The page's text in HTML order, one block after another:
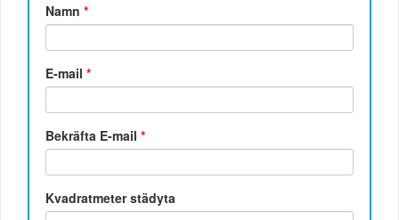
Namn*
E-mail*
Bekräfta E-mail*
Kvadratmeter städyta